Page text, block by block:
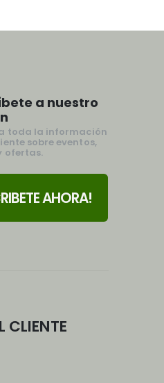
a nuestro
toda la información
sobre eventos,
ofertas.
CLIENTE